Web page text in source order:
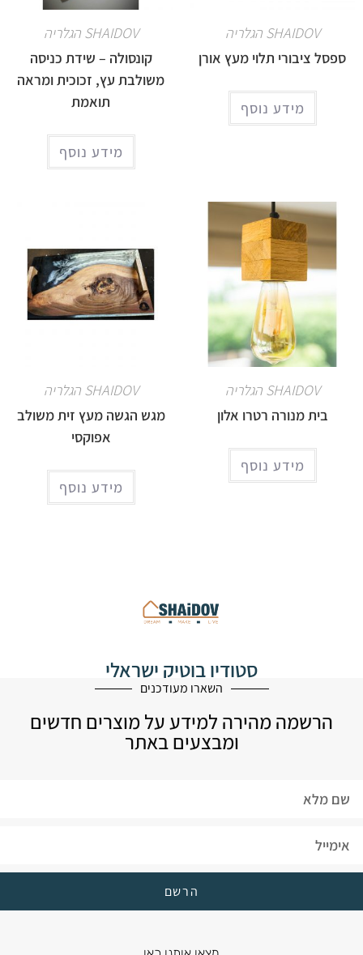
SHAIDOV הגלריה
ספסל ציבורי תלוי מעץ אורן
מידע נוסף
SHAIDOV הגלריה
קונסולה – שידת כניסה
משולבת עץ, זכוכית ומראה
תואמת
מידע נוסף
SHAIDOV הגלריה
בית מנורה רטרו אלון
מידע נוסף
SHAIDOV הגלריה
מגש הגשה מעץ זית משולב
אפוקסי
מידע נוסף
סטודיו בוטיק ישראלי
לעיצוב הבית
השארו מעודכנים
הרשמה מהירה למידע על מוצרים חדשים
ומבצעים באתר
הרשם